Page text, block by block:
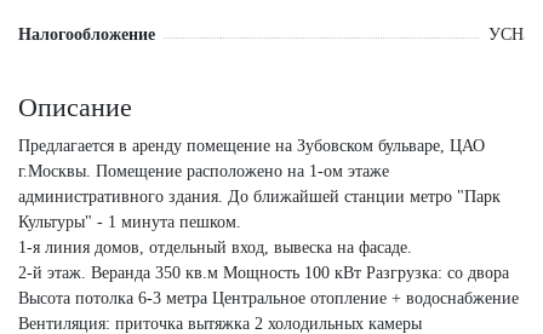
Налогообложение УСН
Описание
Предлагается в аренду помещение на Зубовском бульваре, ЦАО
г.Москвы. Помещение расположено на 1-ом этаже
административного здания. До ближайшей станции метро "Парк
Культуры" - 1 минута пешком.
1-я линия домов, отдельный вход, вывеска на фасаде.
2-й этаж. Веранда 350 кв.м Мощность 100 кВт Разгрузка: со двора
Высота потолка 6-3 метра Центральное отопление + водоснабжение
Вентиляция: приточка вытяжка 2 холодильных камеры